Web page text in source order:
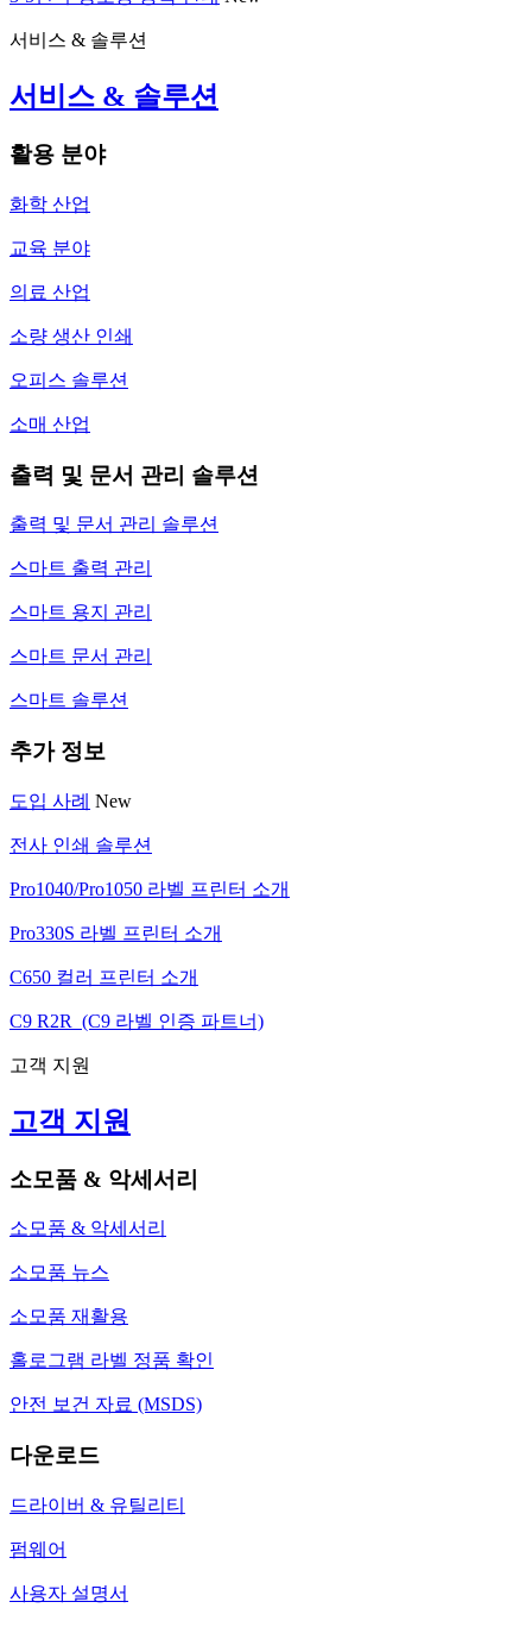
서비스 & 솔루션
서비스 & 솔루션
활용 분야
화학 산업
교육 분야
의료 산업
소량 생산 인쇄
오피스 솔루션
소매 산업
출력 및 문서 관리 솔루션
출력 및 문서 관리 솔루션
스마트 출력 관리
스마트 용지 관리
스마트 문서 관리
스마트 솔루션
추가 정보
도입 사례 New
전사 인쇄 솔루션
Pro1040/Pro1050 라벨 프린터 소개
Pro330S 라벨 프린터 소개
C650 컬러 프린터 소개
C9 R2R (C9 라벨 인증 파트너)
고객 지원
고객 지원
소모품 & 악세서리
소모품 & 악세서리
소모품 뉴스
소모품 재활용
홀로그램 라벨 정품 확인
안전 보건 자료 (MSDS)
다운로드
드라이버 & 유틸리티
펌웨어
사용자 설명서